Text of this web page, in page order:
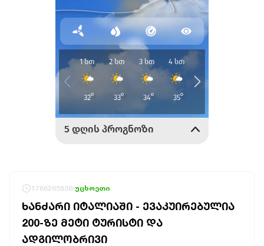
1786265836 უცხოეთი
ᲮᲐᲜᲫᲐᲠᲘ ᲘᲢᲐᲚᲘᲐᲨᲘ - ᲔᲕᲐᲙᲣᲘᲠᲔᲑᲣᲚᲘᲐ
200-ᲖᲔ ᲛᲔᲢᲘ ᲢᲣᲠᲘᲡᲢᲘ ᲓᲐ
ᲐᲓᲒᲘᲚᲝᲑᲠᲘᲕᲘ